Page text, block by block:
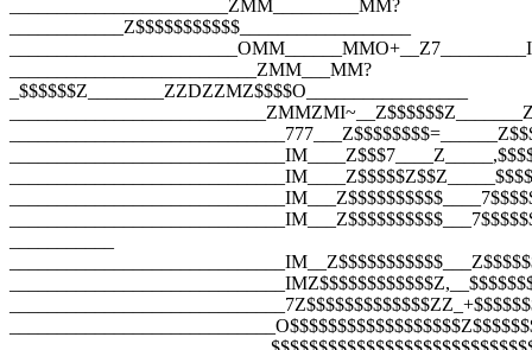
_______________________ZMM_________MM?
____________Z$$$$$$$$$$$__________________
__________________________ZMM___MM?
_$$$$$$Z________ZZDZZMZ$$$$O_________________